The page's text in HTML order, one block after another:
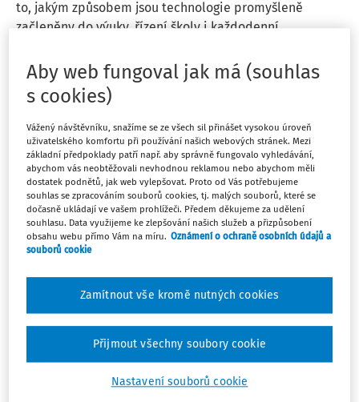
to, jakým způsobem jsou technologie promyšleně
začleněny do výuky, řízení školy i každodenní ...
Vydáno: 18. 2. 2026 7 minut čtení
AKTUALITY
Konference Škola jako místo setkávání
2025. Už potřetí a s řadou poprvé
Třetí ročník úspěšné konference Škola jako místo
setkávání, pořádané redakcí Řízení školy (Wolters
Kluwer ČR), se uskutečnil ve čtvrtek 9. října 2025. Stejně
zkušeností, inspirace a společné přemýšlení o ...
16. 10. 2025 2 minuty čtení
Aby web fungoval jak má (souhlas
s cookies)
Vážený návštěvníku, snažíme se ze všech sil přinášet vysokou úroveň
uživatelského komfortu při používání našich webových stránek. Mezi
základní předpoklady patří např. aby správně fungovalo vyhledávání,
abychom vás neobtěžovali nevhodnou reklamou nebo abychom měli
dostatek podnětů, jak web vylepšovat. Proto od Vás potřebujeme
souhlas se zpracováním souborů cookies, tj. malých souborů, které se
dočasně ukládají ve vašem prohlížeči. Předem děkujeme za udělení
souhlasu. Data využijeme ke zlepšování našich služeb a přizpůsobení
obsahu webu přímo Vám na míru. Oznámení o ochraně osobních údajů a
souborů cookie
Nastavení souborů cookie
Zamítnout vše kromě nutných cookies
Přijmout všechny soubory cookie